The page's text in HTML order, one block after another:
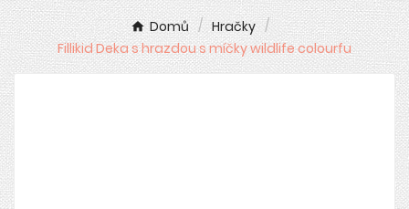
Domů
Hračky
Fillikid Deka s hrazdou s míčky wildlife colourfu